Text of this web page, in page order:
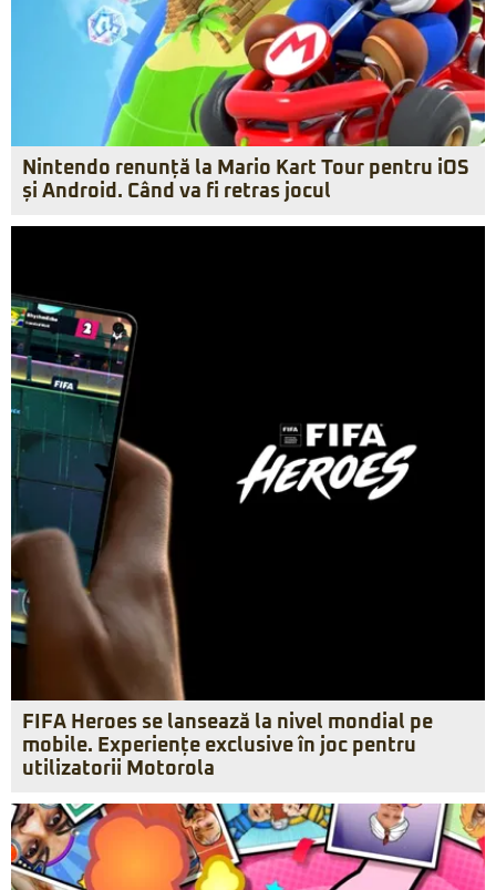
Nintendo renunță la Mario Kart Tour pentru iOS
și Android. Când va fi retras jocul
FIFA Heroes se lansează la nivel mondial pe
mobile. Experiențe exclusive în joc pentru
utilizatorii Motorola